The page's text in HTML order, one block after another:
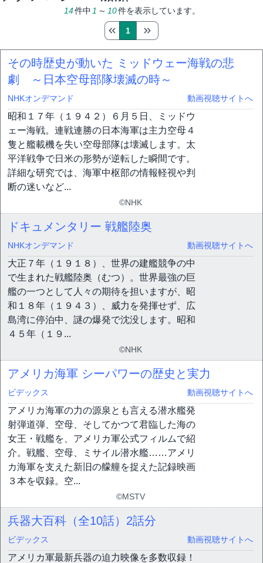
14件中 1 ～ 10件を表示しています。
1
その時歴史が動いた ミッドウェー海戦の悲
劇 ～日本空母部隊壊滅の時～
NHKオンデマンド 動画視聴サイトへ
昭和１７年（１９４２）６月５日、ミッドウ
ェー海戦。連戦連勝の日本海軍は主力空母４
隻と艦載機を失い空母部隊は壊滅します。太
平洋戦争で日米の形勢が逆転した瞬間です。
詳細な研究では、海軍中枢部の情報軽視や判
断の迷いなど...
©NHK
ドキュメンタリー 戦艦陸奥
NHKオンデマンド 動画視聴サイトへ
大正７年（１９１８）、世界の建艦競争の中
で生まれた戦艦陸奥（むつ）。世界最強の巨
艦の一つとして人々の期待を担いますが、昭
和１８年（１９４３）、威力を発揮せず、広
島湾に停泊中、謎の爆発で沈没します。昭和
４５年（１９...
©NHK
アメリカ海軍 シーパワーの歴史と実力
ビデックス 動画視聴サイトへ
アメリカ海軍の力の源泉とも言える潜水艦発
射弾道弾、空母、そしてかつて君臨した海の
女王・戦艦を、アメリカ軍公式フィルムで紹
介。戦艦、空母、ミサイル潜水艦……アメリ
カ海軍を支えた新旧の艨艟を捉えた記録映画
３本を収録。空...
©MSTV
兵器大百科（全10話） 2話分
ビデックス 動画視聴サイトへ
アメリカ軍最新兵器の迫力映像を多数収録！